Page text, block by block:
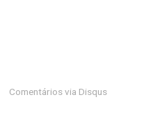
Comentários via Disqus